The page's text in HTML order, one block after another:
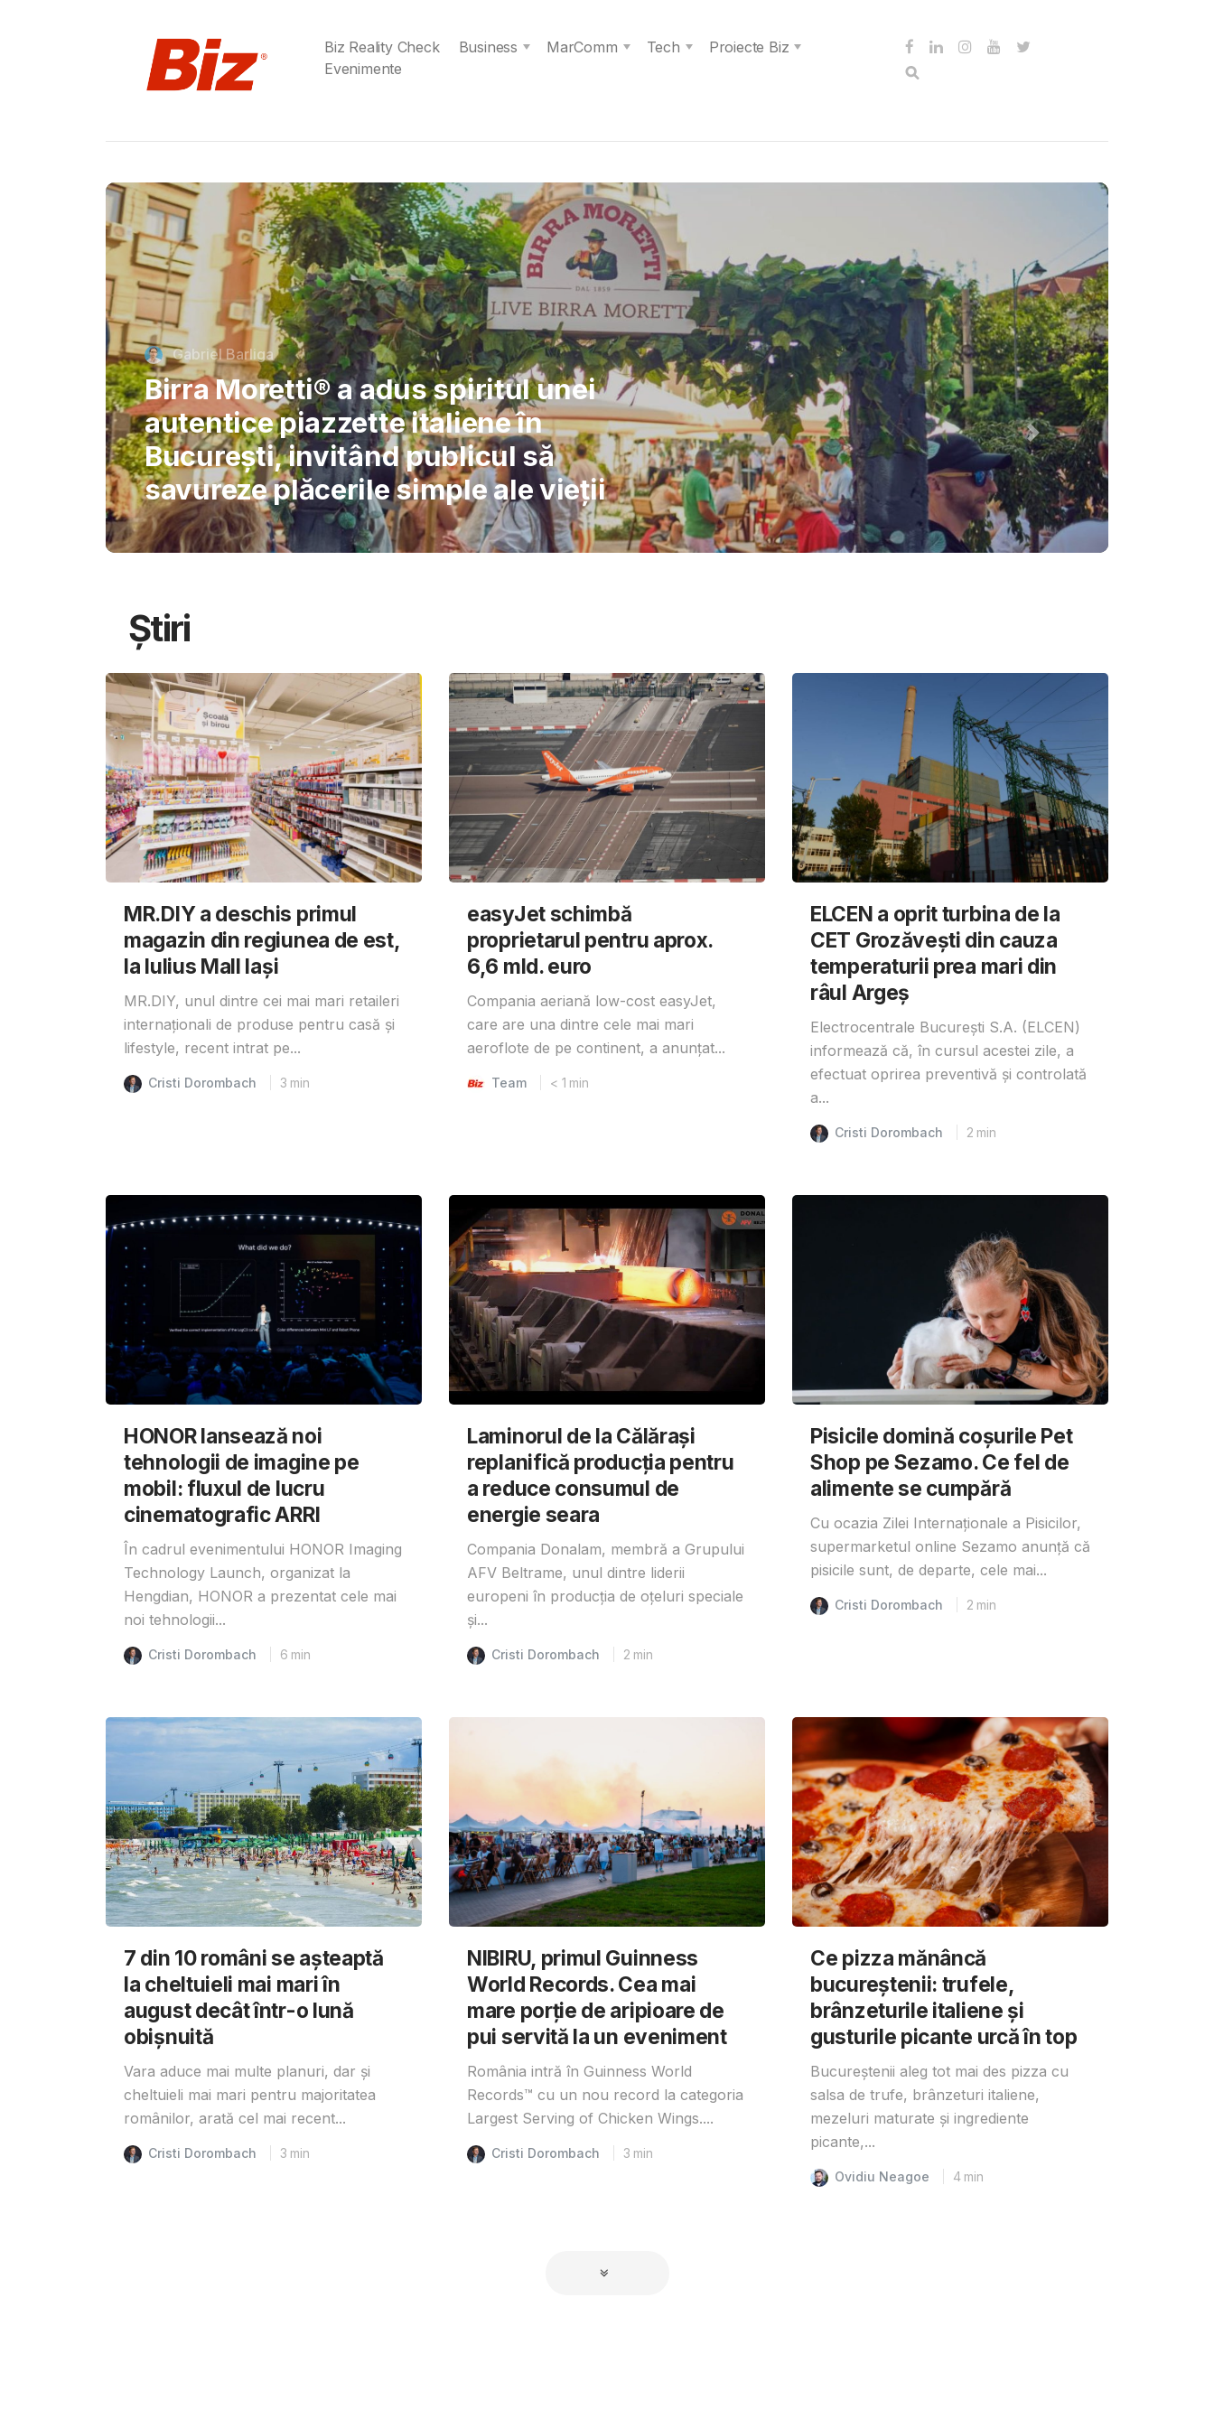
Biz Reality Check Business MarComm Tech
Proiecte Biz
Evenimente
Cristi Dorombach
Richard Joannides, Verita
International School: Școlile nu pot
permite AI-ului să înlocuiască
gândirea elevilor
Știri
MR.DIY a deschis primul
magazin din regiunea de est,
la Iulius Mall Iași
MR.DIY, unul dintre cei mai mari retaileri
internaționali de produse pentru casă și
lifestyle, recent intrat pe...
Cristi Dorombach 3 min
easyJet schimbă
proprietarul pentru aprox.
6,6 mld. euro
Compania aeriană low-cost easyJet,
care are una dintre cele mai mari
aeroflote de pe continent, a anunțat...
Team < 1 min
ELCEN a oprit turbina de la
CET Grozăvești din cauza
temperaturii prea mari din
râul Argeș
Electrocentrale București S.A. (ELCEN)
informează că, în cursul acestei zile, a
efectuat oprirea preventivă și controlată
a...
Cristi Dorombach 2 min
HONOR lansează noi
tehnologii de imagine pe
mobil: fluxul de lucru
cinematografic ARRI
În cadrul evenimentului HONOR Imaging
Technology Launch, organizat la
Hengdian, HONOR a prezentat cele mai
noi tehnologii...
Cristi Dorombach 6 min
Laminorul de la Călărași
replanifică producția pentru
a reduce consumul de
energie seara
Compania Donalam, membră a Grupului
AFV Beltrame, unul dintre liderii
europeni în producția de oțeluri speciale
și...
Cristi Dorombach 2 min
Pisicile domină coșurile Pet
Shop pe Sezamo. Ce fel de
alimente se cumpără
Cu ocazia Zilei Internaționale a Pisicilor,
supermarketul online Sezamo anunță că
pisicile sunt, de departe, cele mai...
Cristi Dorombach 2 min
7 din 10 români se așteaptă
la cheltuieli mai mari în
august decât într-o lună
obișnuită
Vara aduce mai multe planuri, dar și
cheltuieli mai mari pentru majoritatea
românilor, arată cel mai recent...
Cristi Dorombach 3 min
NIBIRU, primul Guinness
World Records. Cea mai
mare porție de aripioare de
pui servită la un eveniment
România intră în Guinness World
Records™️ cu un nou record la categoria
Largest Serving of Chicken Wings....
Cristi Dorombach 3 min
Ce pizza mănâncă
bucureștenii: trufele,
brânzeturile italiene și
gusturile picante urcă în top
Bucureștenii aleg tot mai des pizza cu
salsa de trufe, brânzeturi italiene,
mezeluri maturate și ingrediente
picante,...
Ovidiu Neagoe 4 min